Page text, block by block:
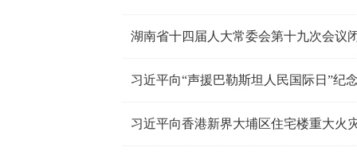
湖南省十四届人大常委会第十九次会议
习近平向“声援巴勒斯坦人民国际日”纪